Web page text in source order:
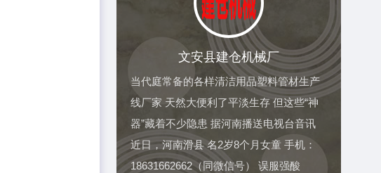
文安县建仓机械厂
当代庭常备的各样清洁用品塑料管材生产
线厂家 天然大便利了平淡生存 但这些“神
器”藏着不少隐患 据河南播送电视台音讯
近日，河南滑县 名2岁8个月女童 手机：
18631662662（同微信号） 误服强酸